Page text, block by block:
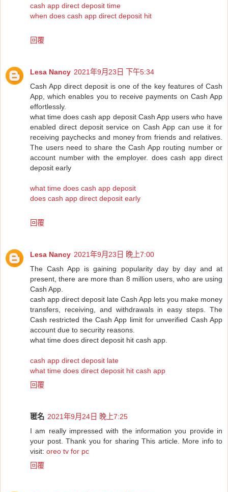
cash app direct deposit time
when does cash app direct deposit hit
回覆
Lesa Nancy 2021年9月23日 下午5:34
Cash App direct deposit is one of the key features of Cash
App, which enables you to receive payments on Cash App
effortlessly.
what time does cash app deposit Cash App users who have
enabled direct deposit service on Cash App can use it for
receiving paychecks and money from friends and relatives.
The users need to share the Cash App routing number or
account number with the employer. does cash app direct
deposit early
what time does cash app deposit
does cash app direct deposit early
回覆
Lesa Nancy 2021年9月23日 晚上7:00
The Cash App is gaining popularity day by day and at
present, there are more than 8 million users, who are using
Cash App.
cash app direct deposit late Cash App lets you make money
transfers, receiving, and withdrawals in easy steps. The
Cash restricted the Cash App limit for unverified Cash App
account due to security reasons.
what time does direct deposit hit cash app.
cash app direct deposit late
what time does direct deposit hit cash app
回覆
匿名 2021年9月24日 晚上7:25
I am really impressed with the information you provide in
your post. Thank you for sharing This article. More info to
visit: oreo tv for pc
回覆